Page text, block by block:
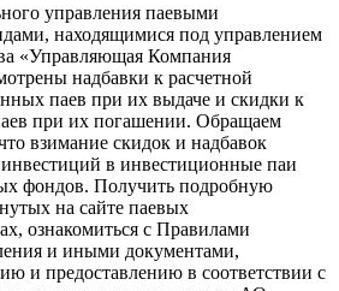
управления паевыми
находящимися под управлением
«Управляющая Компания
надбавки к расчетной
паев при их выдаче и скидки к
при их погашении. Обращаем
взимание скидок и надбавок
в инвестиционные паи
фондов. Получить подробную
на сайте паевых
ознакомиться с Правилами
и иными документами,
и предоставлению в соответствии с